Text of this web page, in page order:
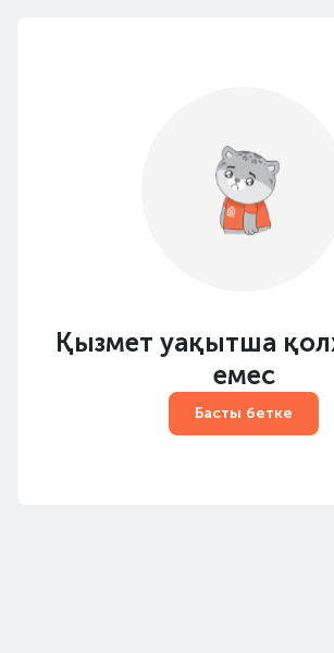
Қызмет уақытша
емес
Басты бетке